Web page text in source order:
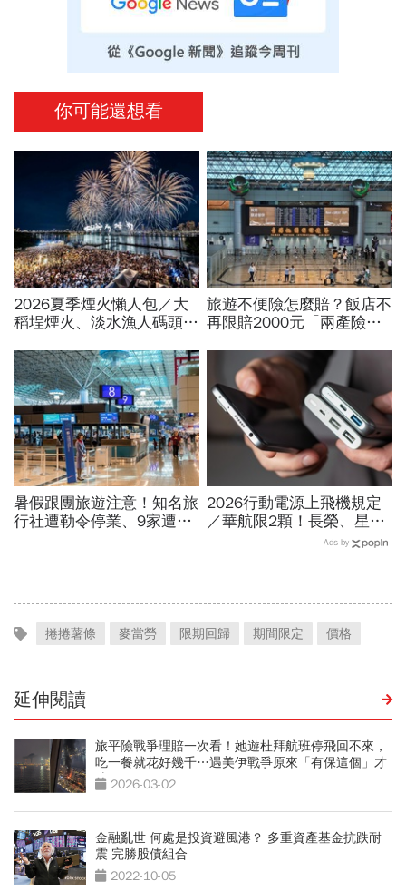
你可能還想看
2026夏季煙火懶人包／大
稻埕煙火、淡水漁人碼頭、
放時間、表演卡司、最佳觀
賞點必看
旅遊不便險怎麼賠？飯店不
再限賠2000元「兩產險」
麼報？達人教戰旅平險理賠
暑假跟團旅遊注意！知名旅
行社遭勒令停業、9家遭廢
2026行動電源上飛機規定
／華航限2顆！長榮、星
宇、虎航…行動電源飛機能
Ads by
捲捲薯條 麥當勞 限期回歸 期間限定 價格
延伸閱讀
旅平險戰爭理賠一次看！她遊杜拜航班停飛回不來，
吃一餐就花好幾千…遇美伊戰爭原來「有保這個」才
賠 2026-03-02
金融亂世 何處是投資避風港？ 多重資產基金抗跌耐
震 完勝股債組合
2022-10-05